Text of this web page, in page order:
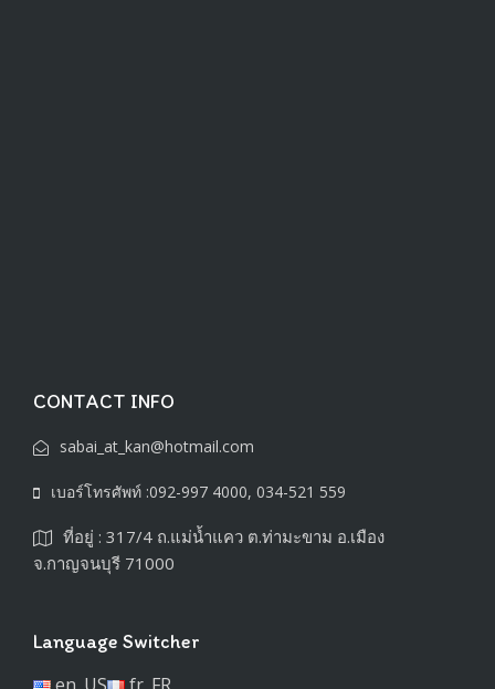
CONTACT INFO
sabai_at_kan@hotmail.com
เบอร์โทรศัพท์ :092-997 4000, 034-521 559
ที่อยู่ : 317/4 ถ.แม่น้ำแคว ต.ท่ามะขาม อ.เมือง
จ.กาญจนบุรี 71000
Language Switcher